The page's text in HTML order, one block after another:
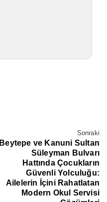
Sonraki
Beytepe ve Kanuni Sultan
Süleyman Bulvarı
Hattında Çocukların
Güvenli Yolculuğu:
Ailelerin İçini Rahatlatan
Modern Okul Servisi